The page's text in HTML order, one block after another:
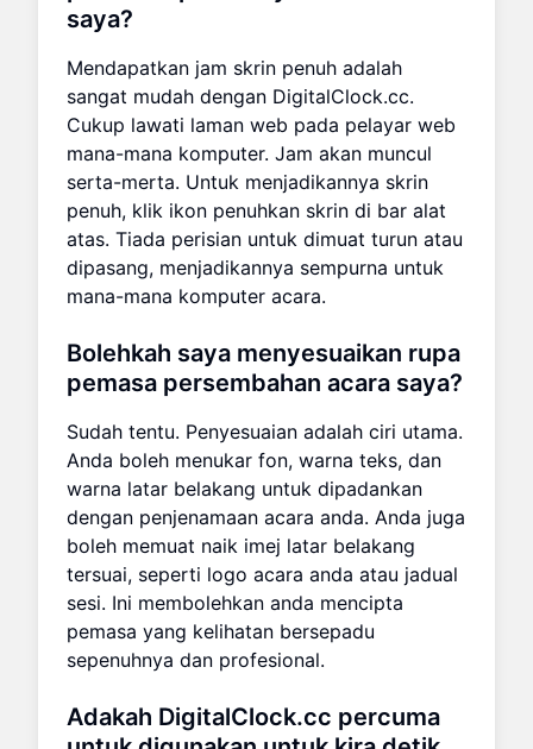
saya?
Mendapatkan jam skrin penuh adalah
sangat mudah dengan DigitalClock.cc.
Cukup lawati laman web pada pelayar web
mana-mana komputer. Jam akan muncul
serta-merta. Untuk menjadikannya skrin
penuh, klik ikon penuhkan skrin di bar alat
atas. Tiada perisian untuk dimuat turun atau
dipasang, menjadikannya sempurna untuk
mana-mana komputer acara.
Bolehkah saya menyesuaikan rupa
pemasa persembahan acara saya?
Sudah tentu. Penyesuaian adalah ciri utama.
Anda boleh menukar fon, warna teks, dan
warna latar belakang untuk dipadankan
dengan penjenamaan acara anda. Anda juga
boleh memuat naik imej latar belakang
tersuai, seperti logo acara anda atau jadual
sesi. Ini membolehkan anda mencipta
pemasa yang kelihatan bersepadu
sepenuhnya dan profesional.
Adakah DigitalClock.cc percuma